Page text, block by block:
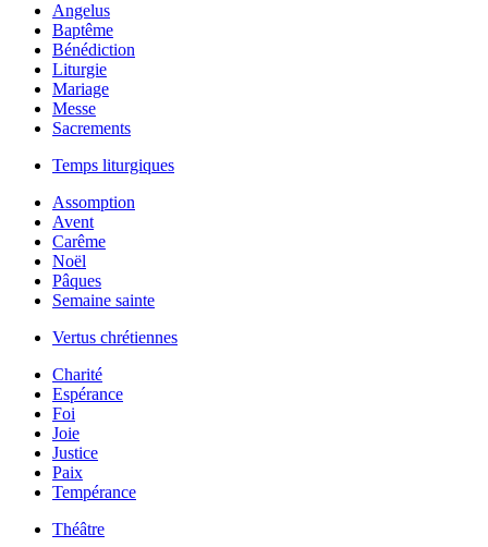
Angelus
Baptême
Bénédiction
Liturgie
Mariage
Messe
Sacrements
Temps liturgiques
Assomption
Avent
Carême
Noël
Pâques
Semaine sainte
Vertus chrétiennes
Charité
Espérance
Foi
Joie
Justice
Paix
Tempérance
Théâtre